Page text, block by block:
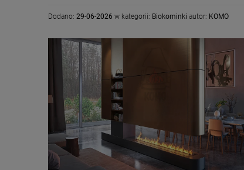
Dodano: 29-06-2026 w kategorii: Biokominki autor: KOMO